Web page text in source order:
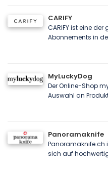
CARIFY
CARIFY ist eine
Abonnements in
MyLuckyDog
Der Online-Shop
Auswahl an
Panoramaknife
Panoramaknife.ch
sich auf